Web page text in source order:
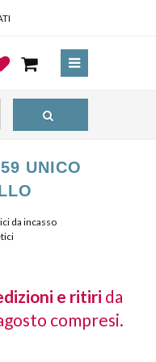
UNICO
da incasso
e ritiri da
compresi.